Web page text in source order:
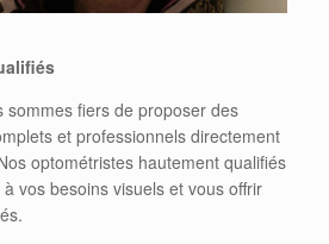
sommes fiers de proposer des
et professionnels directement
optométristes hautement qualifiés
vos besoins visuels et vous offrir